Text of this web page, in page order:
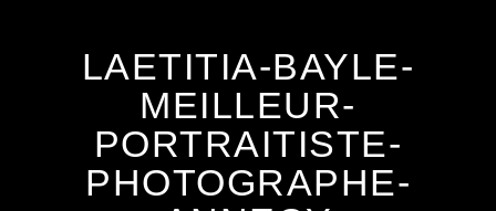
LAETITIA-BAYLE-
MEILLEUR-
PORTRAITISTE-
PHOTOGRAPHE-